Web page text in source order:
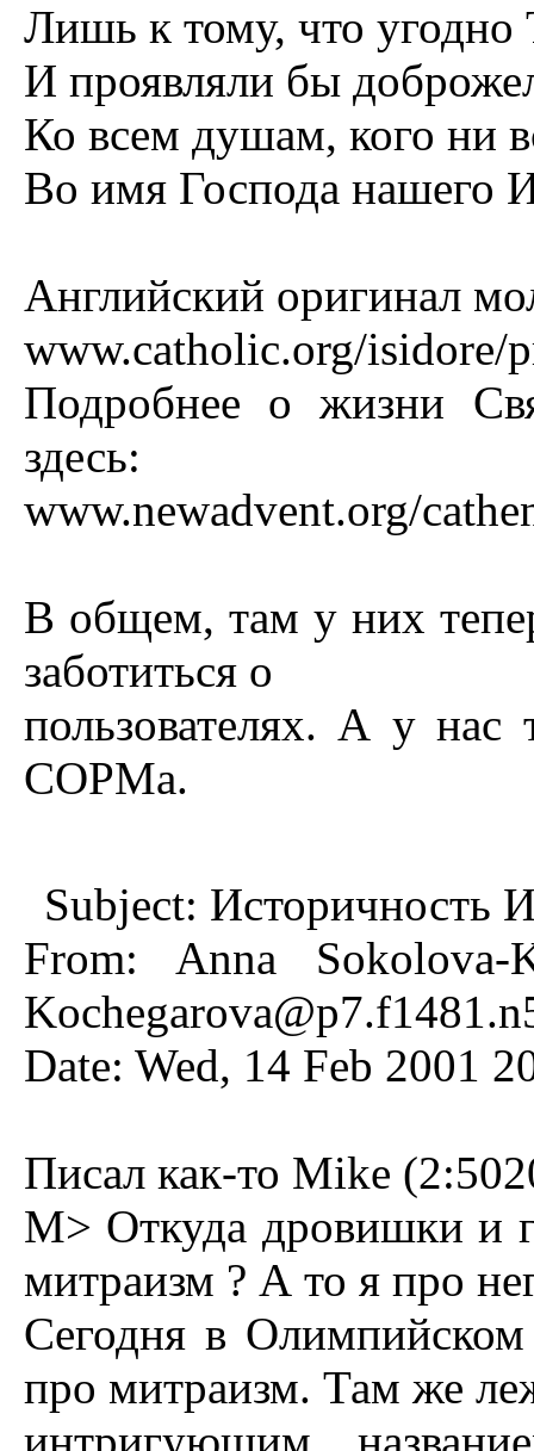
Лишь к тому, что угодно
И проявляли бы
Ко всем душам, кого ни
Во имя Господа нашего
Английский оригинал
www.catholic.org/isidore/
Подробнее о жизни
здесь:
www.newadvent.org/
В общем, там у них
заботиться о
пользователях. А у
СОРМа.
Subject: Истоpичность
From: Anna Sokolova-
Date: Wed, 14 Feb 2001
Писал как-то Mike
M> Откуда дровишки и
митраизм ? А то я про
Сегодня в
пpо митpаизм. Там же